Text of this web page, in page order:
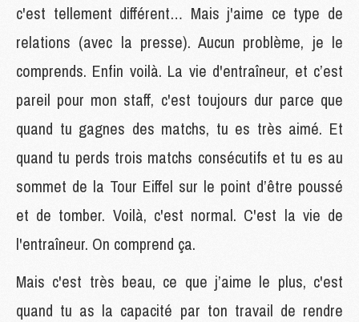
c'est tellement différent… Mais j'aime ce type de
relations (avec la presse). Aucun problème, je le
comprends. Enfin voilà. La vie d'entraîneur, et c’est
pareil pour mon staff, c'est toujours dur parce que
quand tu gagnes des matchs, tu es très aimé. Et
quand tu perds trois matchs consécutifs et tu es au
sommet de la Tour Eiffel sur le point d’être poussé
et de tomber. Voilà, c'est normal. C'est la vie de
l'entraîneur. On comprend ça.
Mais c'est très beau, ce que j’aime le plus, c'est
quand tu as la capacité par ton travail de rendre